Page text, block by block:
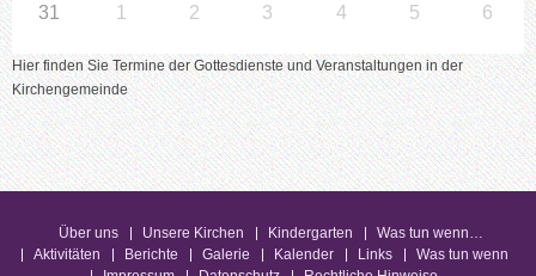
31 1 2 3 4 5 6
Hier finden Sie Termine der Gottesdienste und Veranstaltungen in der
Kirchengemeinde
Über uns Unsere Kirchen Kindergarten
Was tun wenn…
Aktivitäten
Berichte Galerie Kalender Links
Was tun wenn